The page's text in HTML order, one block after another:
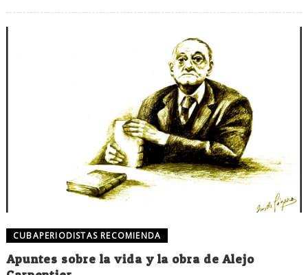
CUBAPERIODISTAS RECOMIENDA
Apuntes sobre la vida y la obra de Alejo